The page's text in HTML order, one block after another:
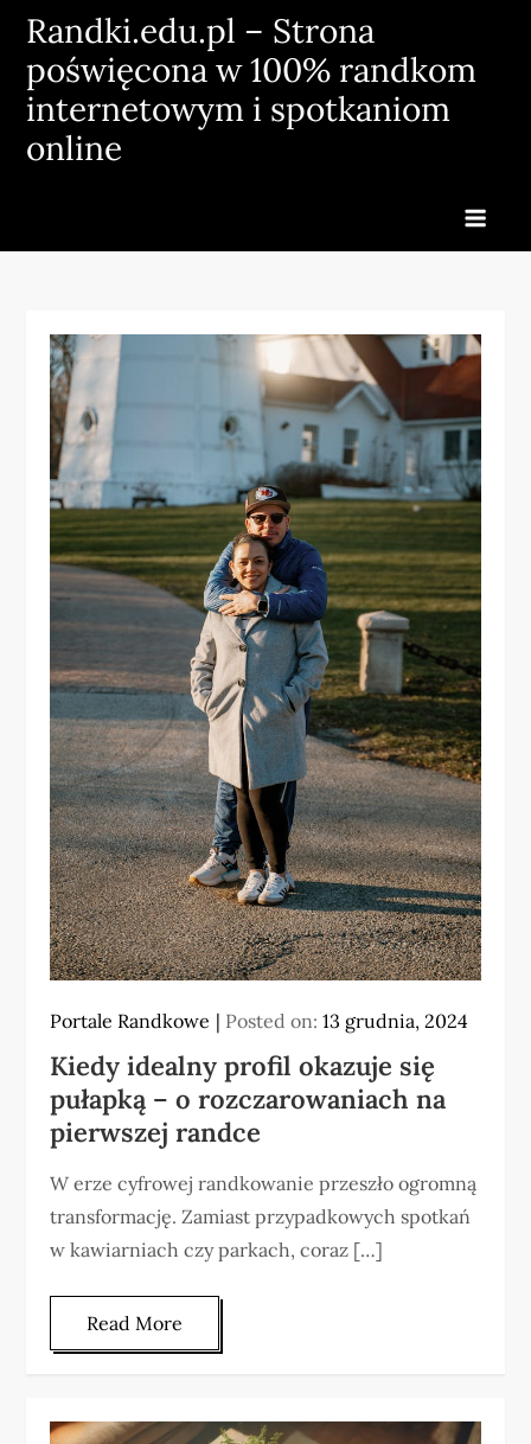
Skip
content
Randki.edu.pl – Strona
poświęcona w 100% randkom
internetowym i spotkaniom
online
Portale Randkowe Posted on:13 grudnia, 2024
Kiedy idealny profil okazuje się
pułapką – o rozczarowaniach na
pierwszej randce
W erze cyfrowej randkowanie przeszło ogromną
transformację. Zamiast przypadkowych spotkań
w kawiarniach czy parkach, coraz […]
Read More